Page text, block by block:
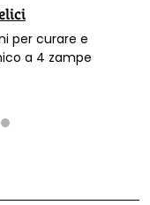
per curare e
amico a 4 zampe